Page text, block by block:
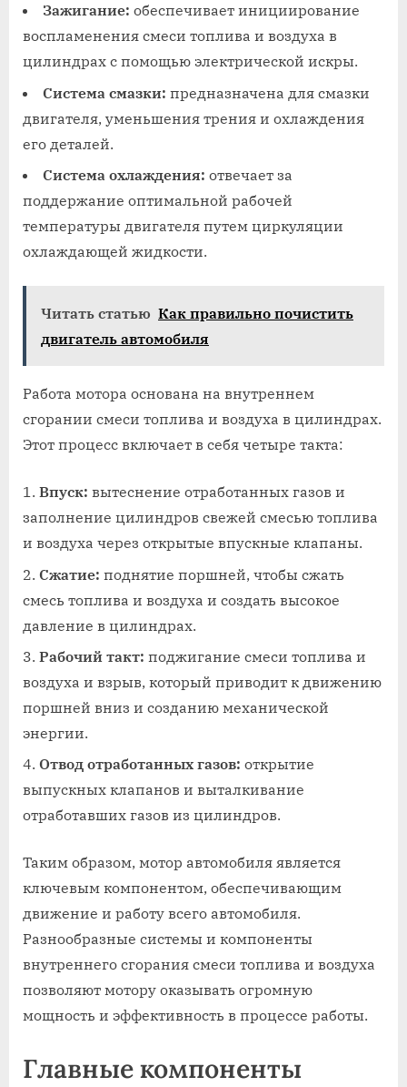
Зажигание: обеспечивает инициирование
воспламенения смеси топлива и воздуха в
цилиндрах с помощью электрической искры.
Система смазки: предназначена для смазки
двигателя, уменьшения трения и охлаждения
его деталей.
Система охлаждения: отвечает за
поддержание оптимальной рабочей
температуры двигателя путем циркуляции
охлаждающей жидкости.
Читать статью Как правильно почистить
двигатель автомобиля
Работа мотора основана на внутреннем
сгорании смеси топлива и воздуха в цилиндрах.
Этот процесс включает в себя четыре такта:
Впуск: вытеснение отработанных газов и
заполнение цилиндров свежей смесью топлива
и воздуха через открытые впускные клапаны.
Сжатие: поднятие поршней, чтобы сжать
смесь топлива и воздуха и создать высокое
давление в цилиндрах.
Рабочий такт: поджигание смеси топлива и
воздуха и взрыв, который приводит к движению
поршней вниз и созданию механической
энергии.
Отвод отработанных газов: открытие
выпускных клапанов и выталкивание
отработавших газов из цилиндров.
Таким образом, мотор автомобиля является
ключевым компонентом, обеспечивающим
движение и работу всего автомобиля.
Разнообразные системы и компоненты
внутреннего сгорания смеси топлива и воздуха
позволяют мотору оказывать огромную
мощность и эффективность в процессе работы.
Главные компоненты